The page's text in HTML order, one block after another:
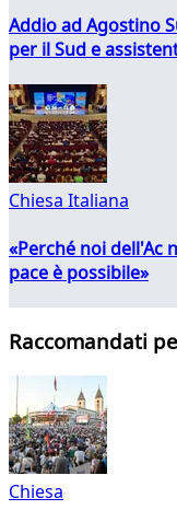
Addio ad Agostino
per il Sud e
Chiesa Italiana
«Perché noi dell'Ac
pace è possibile»
Raccomandati
Chiesa